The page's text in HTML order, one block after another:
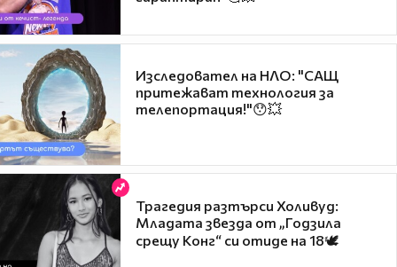
Изследовател на НЛО: "САЩ
притежават технология за
телепортация!"😯💥
Трагедия разтърси Холивуд:
Младата звезда от „Годзила
срещу Конг“ си отиде на 18🕊️